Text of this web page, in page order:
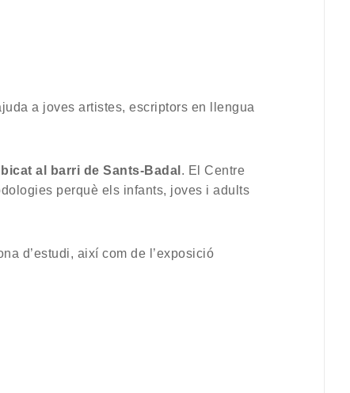
a joves artistes, escriptors en llengua
al barri de Sants-Badal . El Centre
perquè els infants, joves i adults
d’estudi, així com de l’exposició